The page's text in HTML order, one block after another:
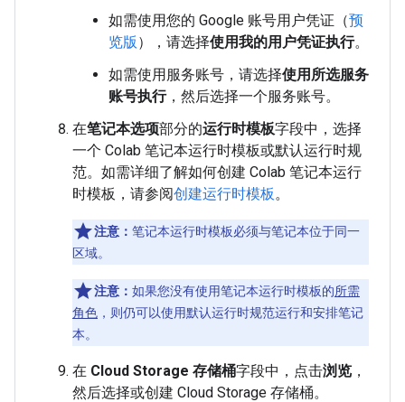
如需使用您的 Google 账号用户凭证（预
览版 ），请选择使用我的用户凭证执行。
如需使用服务账号，请选择使用所选服务
账号执行，然后选择一个服务账号。
在笔记本选项部分的运行时模板字段中，选择
一个 Colab 笔记本运行时模板或默认运行时规
范。如需详细了解如何创建 Colab 笔记本运行
时模板，请参阅创建运行时模板 。
注意： 笔记本运行时模板必须与笔记本位于同一
区域。
注意： 如果您没有使用笔记本运行时模板的所需
角色 ，则仍可以使用默认运行时规范运行和安排笔记
本。
在 Cloud Storage 存储桶字段中，点击浏览 ，
然后选择或创建 Cloud Storage 存储桶。